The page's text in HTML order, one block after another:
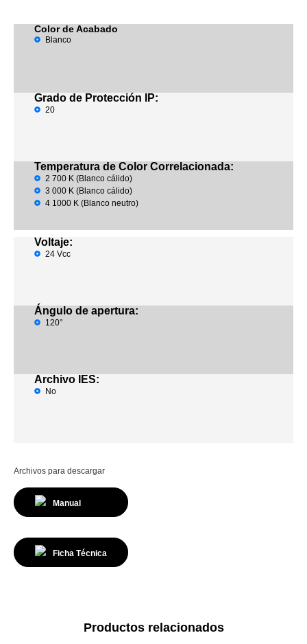
Color de Acabado
Blanco
Grado de Protección IP:
20
Temperatura de Color Correlacionada:
2 700 K (Blanco cálido)
3 000 K (Blanco cálido)
4 1000 K (Blanco neutro)
Voltaje:
24 Vcc
Ángulo de apertura:
120°
Archivo IES:
No
Archivos para descargar
Manual
Ficha Técnica
Productos relacionados